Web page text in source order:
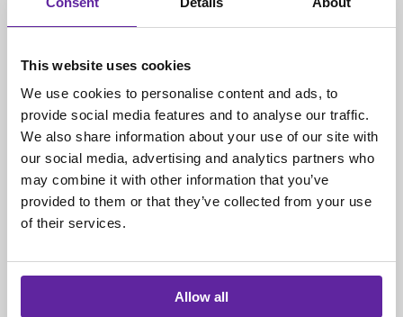
This website uses cookies
We use cookies to personalise content and ads, to
provide social media features and to analyse our traffic.
We also share information about your use of our site with
our social media, advertising and analytics partners who
may combine it with other information that you’ve
provided to them or that they’ve collected from your use
of their services.
Allow all